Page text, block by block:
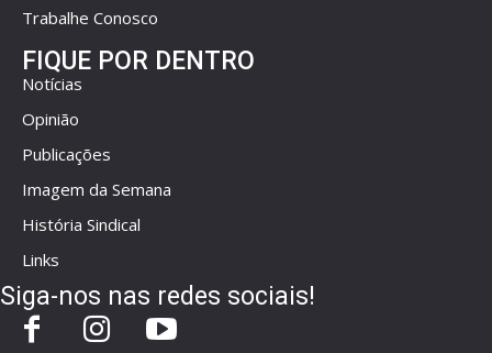
Trabalhe Conosco
FIQUE POR DENTRO
Notícias
Opinião
Publicações
Imagem da Semana
História Sindical
Links
Siga-nos nas redes sociais!